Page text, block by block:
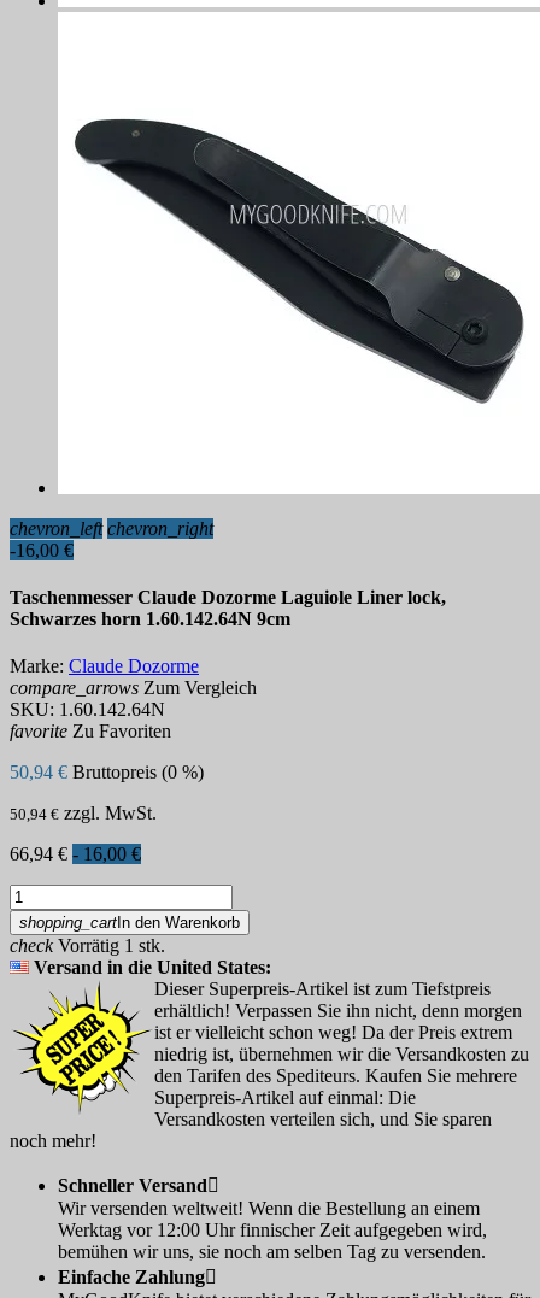
chevron_left chevron_right
-16,00 €
Taschenmesser Claude Dozorme Laguiole Liner lock,
Schwarzes horn 1.60.142.64N 9cm
Marke: Claude Dozorme
compare_arrows Zum Vergleich
SKU: 1.60.142.64N
favorite Zu Favoriten
50,94 € Bruttopreis (0 %)
50,94 € zzgl. MwSt.
66,94 € - 16,00 €
shopping_cart In den Warenkorb
checkVorrätig 1 stk.
Versand in die United States:
Dieser Superpreis-Artikel ist zum Tiefstpreis
erhältlich! Verpassen Sie ihn nicht, denn morgen
ist er vielleicht schon weg! Da der Preis extrem
niedrig ist, übernehmen wir die Versandkosten zu
den Tarifen des Spediteurs. Kaufen Sie mehrere
Superpreis-Artikel auf einmal: Die
Versandkosten verteilen sich, und Sie sparen
noch mehr!
Schneller Versand
Wir versenden weltweit! Wenn die Bestellung an einem
Werktag vor 12:00 Uhr finnischer Zeit aufgegeben wird,
bemühen wir uns, sie noch am selben Tag zu versenden.
Einfache Zahlung